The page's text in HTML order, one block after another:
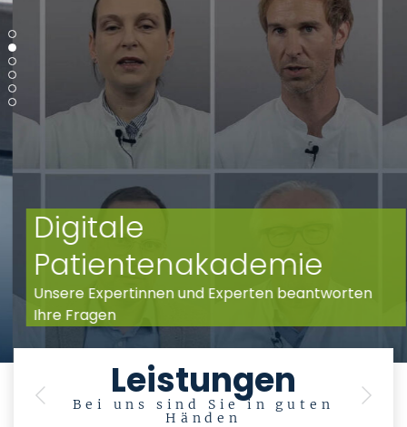
Digitale
Patientenakademie
Unsere Expertinnen und Experten beantworten
Ihre Fragen
Leistungen
Bei uns sind Sie in guten
Händen
Previous Next